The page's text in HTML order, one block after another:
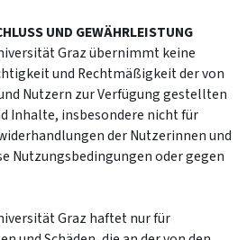
UND GEWÄHRLEISTUNG
Graz übernimmt keine
und Rechtmäßigkeit der von
Nutzern zur Verfügung gestellten
Inhalte, insbesondere nicht für
der Nutzerinnen und
Nutzungsbedingungen oder gegen
Graz haftet nur für